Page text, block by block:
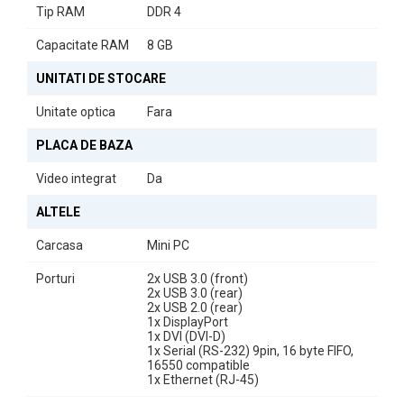
Fie că sunteți un profesionist care lucrează de acasă, un student
doriți un PC pentru divertisment, Fujitsu Esprimo Q558 se
dovedește a fi o alegere excelentă. Cu un video integrat
probleme.
În concluzie,Calculatorul Second Hand Fujitsu Esprimo Q558
performanță și dimensiuni reduse. Alegeți-l pentru a vă
Tip RAM DDR 4
Capacitate RAM 8 GB
UNITATI DE STOCARE
Unitate optica Fara
PLACA DE BAZA
Video integrat Da
ALTELE
Carcasa Mini PC
Porturi
2x USB 3.0 (front)
2x USB 3.0 (rear)
2x USB 2.0 (rear)
1x DisplayPort
1x DVI (DVI-D)
1x Serial (RS-232) 9pin, 16 byte FIFO,
16550 compatible
1x Ethernet (RJ-45)